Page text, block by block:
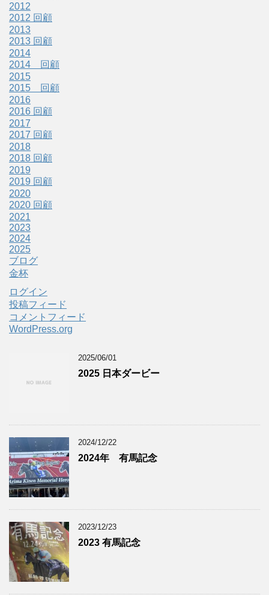
2012
2012 回顧
2013
2013 回顧
2014
2014 回顧
2015
2015 回顧
2016
2016 回顧
2017
2017 回顧
2018
2018 回顧
2019
2019 回顧
2020
2020 回顧
2021
2023
2024
2025
ブログ
金杯
ログイン
投稿フィード
コメントフィード
WordPress.org
2025/06/01
2025 日本ダービー
2024/12/22
2024年 有馬記念
2023/12/23
2023 有馬記念